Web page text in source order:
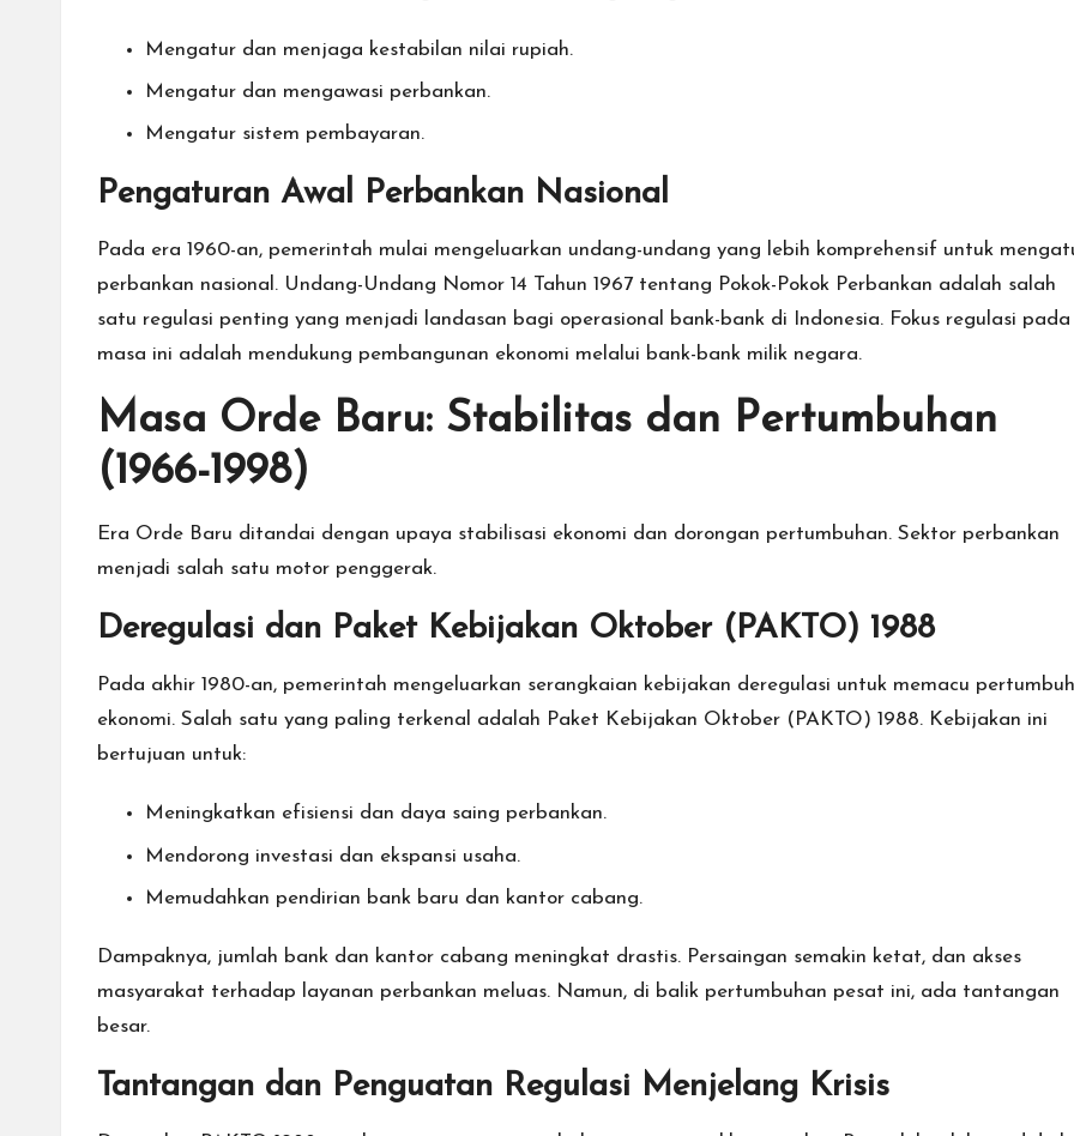
Mengatur dan menjaga kestabilan nilai rupiah.
Mengatur dan mengawasi perbankan.
Mengatur sistem pembayaran.
Pengaturan Awal Perbankan Nasional
Pada era 1960-an, pemerintah mulai mengeluarkan undang-undang yang lebih komprehensif untuk
perbankan nasional. Undang-Undang Nomor 14 Tahun 1967 tentang Pokok-Pokok Perbankan adalah salah
satu regulasi penting yang menjadi landasan bagi operasional bank-bank di Indonesia. Fokus regulasi pada
masa ini adalah mendukung pembangunan ekonomi melalui bank-bank milik negara.
Masa Orde Baru: Stabilitas dan Pertumbuhan
(1966-1998)
Era Orde Baru ditandai dengan upaya stabilisasi ekonomi dan dorongan pertumbuhan. Sektor perbankan
menjadi salah satu motor penggerak.
Deregulasi dan Paket Kebijakan Oktober (PAKTO) 1988
Pada akhir 1980-an, pemerintah mengeluarkan serangkaian kebijakan deregulasi untuk memacu
ekonomi. Salah satu yang paling terkenal adalah Paket Kebijakan Oktober (PAKTO) 1988. Kebijakan ini
bertujuan untuk:
Meningkatkan efisiensi dan daya saing perbankan.
Mendorong investasi dan ekspansi usaha.
Memudahkan pendirian bank baru dan kantor cabang.
Dampaknya, jumlah bank dan kantor cabang meningkat drastis. Persaingan semakin ketat, dan akses
masyarakat terhadap layanan perbankan meluas. Namun, di balik pertumbuhan pesat ini, ada tantangan
besar.
Tantangan dan Penguatan Regulasi Menjelang Krisis